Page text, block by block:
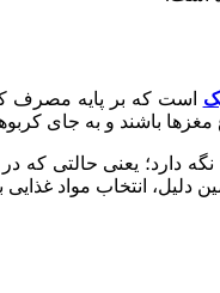
است که بر پایه مصرف
باشند و به جای
دارد؛ یعنی حالتی که
دلیل، انتخاب مواد